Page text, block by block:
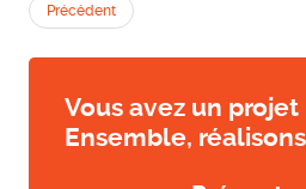
Précédent
Vous avez un
Ensemble,